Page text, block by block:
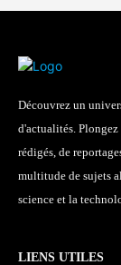
Découvrez un
d'actualités.
rédigés, de
multitude de sujets
science et la
LIENS UTILES